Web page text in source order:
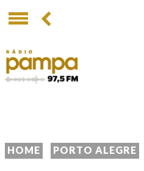
HOME PORTO ALEGRE